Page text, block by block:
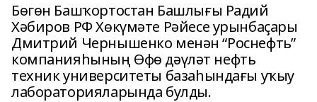
Бөгөн Башҡортостан Башлығы Радий
Хәбиров РФ Хөкүмәте Рәйесе урынбаҫары
Дмитрий Чернышенко менән “Роснефть”
компанияһының Өфө дәүләт нефть
техник университеты базаһындағы уҡыу
лабораторияларында булды.